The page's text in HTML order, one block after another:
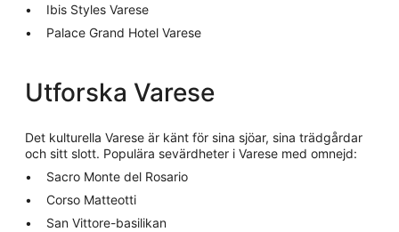
Ibis Styles Varese
Palace Grand Hotel Varese
Utforska Varese
Det kulturella Varese är känt för sina sjöar, sina trädgårdar
och sitt slott. Populära sevärdheter i Varese med omnejd:
Sacro Monte del Rosario
Corso Matteotti
San Vittore-basilikan